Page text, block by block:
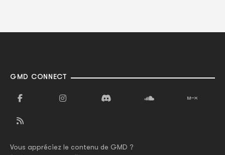
GMD CONNECT
Vous appréciez le contenu de GMD ?